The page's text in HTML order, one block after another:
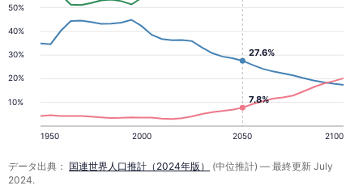
10%
20%
30%
40%
50%
1950 2000 2050 2100
27.6%
7.8%
データ出典： 国連世界人口推計（2024年版）
(中位推計) — 最終更新 July
2024.